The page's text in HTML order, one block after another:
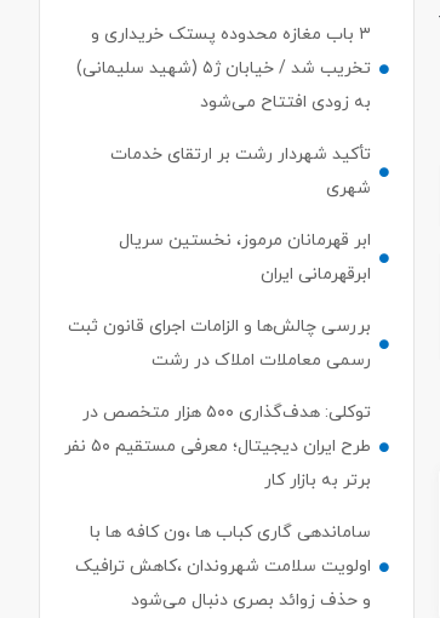
۳ باب مغازه محدوده پستک خریداری و
تخریب شد / خیابان ژ۵ (شهید سلیمانی)
به زودی افتتاح می‌شود
تأکید شهردار رشت بر ارتقای خدمات
شهری
ابر قهرمانان مرموز، نخستین سریال
ابرقهرمانی ایران
بررسی چالش‌ها و الزامات اجرای قانون ثبت
رسمی معاملات املاک در رشت
توکلی: هدف‌گذاری ۵۰۰ هزار متخصص در
طرح ایران دیجیتال؛ معرفی مستقیم ۵۰ نفر
برتر به بازار کار
ساماندهی گاری کباب ها ،ون کافه ها با
اولویت سلامت شهروندان ،کاهش ترافیک
و حذف زوائد بصری دنبال می‌شود